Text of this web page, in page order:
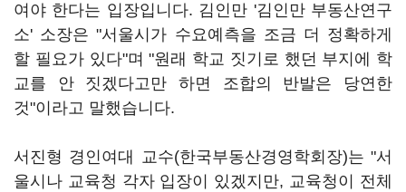
여야 한다는 입장입니다. 김인만 '김인만 부동산연구
소' 소장은 "서울시가 수요예측을 조금 더 정확하게
할 필요가 있다"며 "원래 학교 짓기로 했던 부지에 학
교를 안 짓겠다고만 하면 조합의 반발은 당연한
것"이라고 말했습니다.
서진형 경인여대 교수(한국부동산경영학회장)는 "서
울시나 교육청 각자 입장이 있겠지만, 교육청이 전체